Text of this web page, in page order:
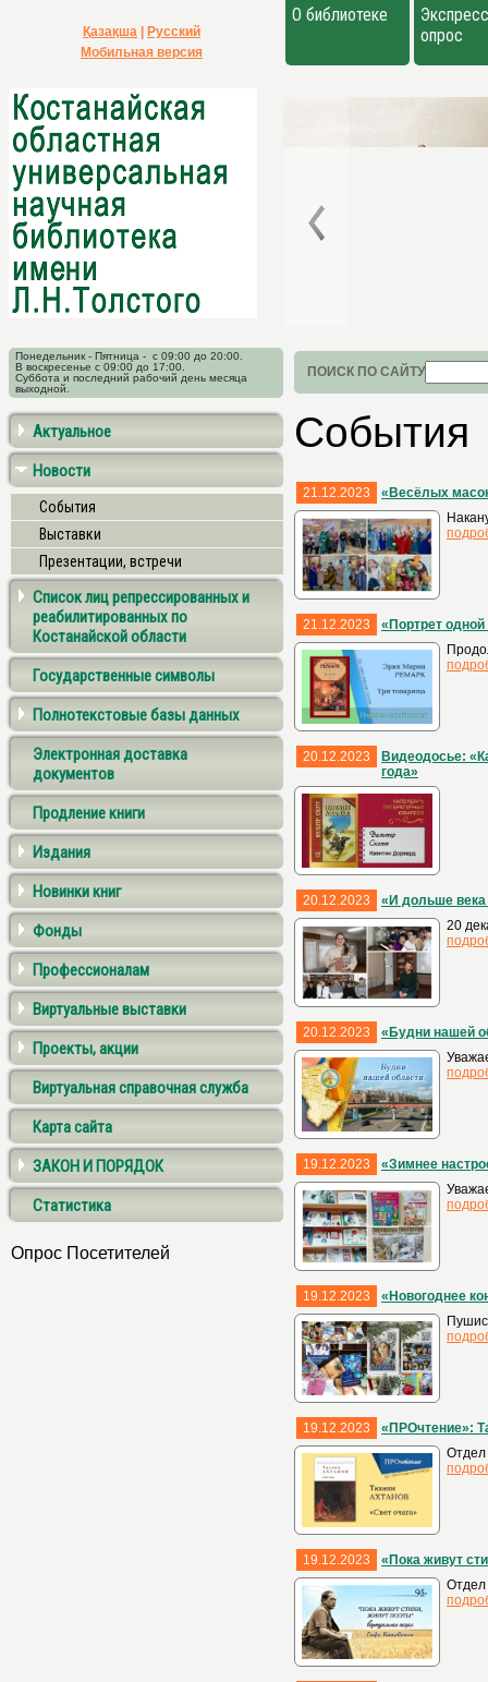
Қазақша
Русский
Мобильная версия
О библиотеке
опрос
Понедельник - Пятница - с 09:00 до 20:00.
В воскресенье с 09:00 до 17:00.
Суббота и последний рабочий день месяца
выходной.
ПОИСК ПО САЙТУ
Актуальное
Новости
События
Выставки
Презентации, встречи
Список лиц репрессированных и
реабилитированных по
Костанайской области
Государственные символы
Полнотекстовые базы данных
Электронная доставка
документов
Продление книги
Издания
Новинки книг
Фонды
Профессионалам
Виртуальные выставки
Проекты, акции
Виртуальная справочная служба
Карта сайта
ЗАКОН И ПОРЯДОК
Статистика
Опрос Посетителей
События
21.12.2023
«Весёлых
21.12.2023
«Портрет
20.12.2023
Видеодосье:
года»
20.12.2023
«И дольше
20
20.12.2023
«Будни нашей
19.12.2023
«Зимнее
19.12.2023
«Новогоднее
19.12.2023
«ПРОчтение»:
Отдел
19.12.2023
«Пока живут
Отдел